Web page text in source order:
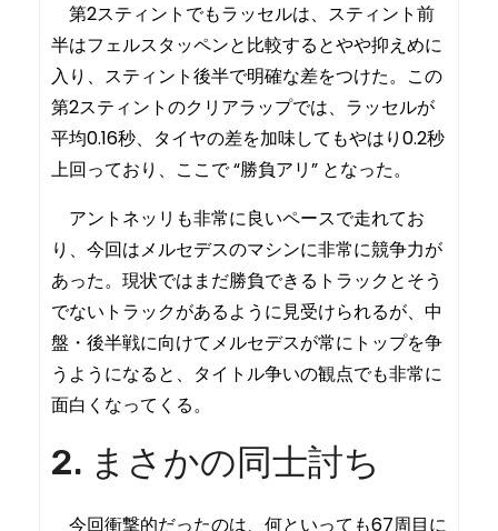
第2スティントでもラッセルは、スティント前
半はフェルスタッペンと比較するとやや抑えめに
入り、スティント後半で明確な差をつけた。この
第2スティントのクリアラップでは、ラッセルが
平均0.16秒、タイヤの差を加味してもやはり0.2秒
上回っており、ここで “勝負アリ” となった。
アントネッリも非常に良いペースで走れてお
り、今回はメルセデスのマシンに非常に競争力が
あった。現状ではまだ勝負できるトラックとそう
でないトラックがあるように見受けられるが、中
盤・後半戦に向けてメルセデスが常にトップを争
うようになると、タイトル争いの観点でも非常に
面白くなってくる。
2. まさかの同士討ち
今回衝撃的だったのは、何といっても67周目に